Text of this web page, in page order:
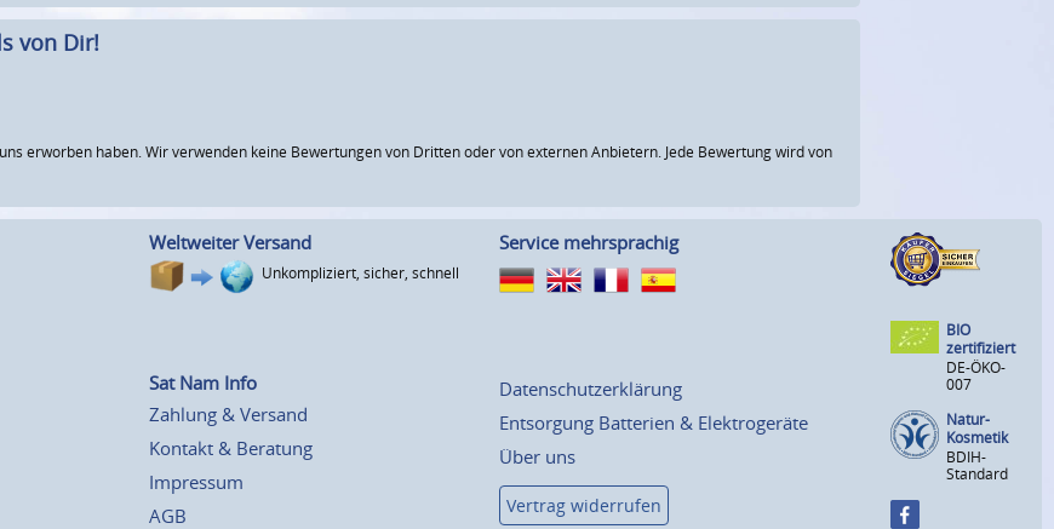
von Dir!
erworben haben. Wir verwenden keine Bewertungen von Dritten oder von externen Anbietern. Jede Bewertung wird von
Weltweiter Versand
Unkompliziert, sicher, schnell
Service mehrsprachig
Sat Nam Info
Zahlung & Versand
Kontakt & Beratung
Impressum
AGB
Datenschutzerklärung
Entsorgung Batterien & Elektrogeräte
Über uns
Vertrag widerrufen
BIO
zertifiziert
DE-ÖKO-
007
Natur-
Kosmetik
BDIH-
Standard